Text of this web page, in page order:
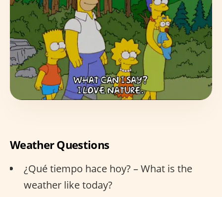
Weather Questions
¿Qué tiempo hace hoy? – What is the
weather like today?